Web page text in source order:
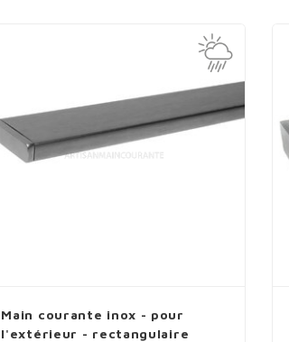
Main courante inox - pour
l'extérieur - rectangulaire